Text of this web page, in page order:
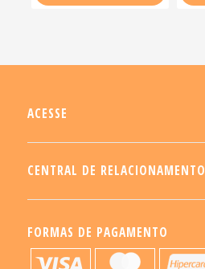
ACESSE
CENTRAL DE RELACIONAMENTO
FORMAS DE PAGAMENTO